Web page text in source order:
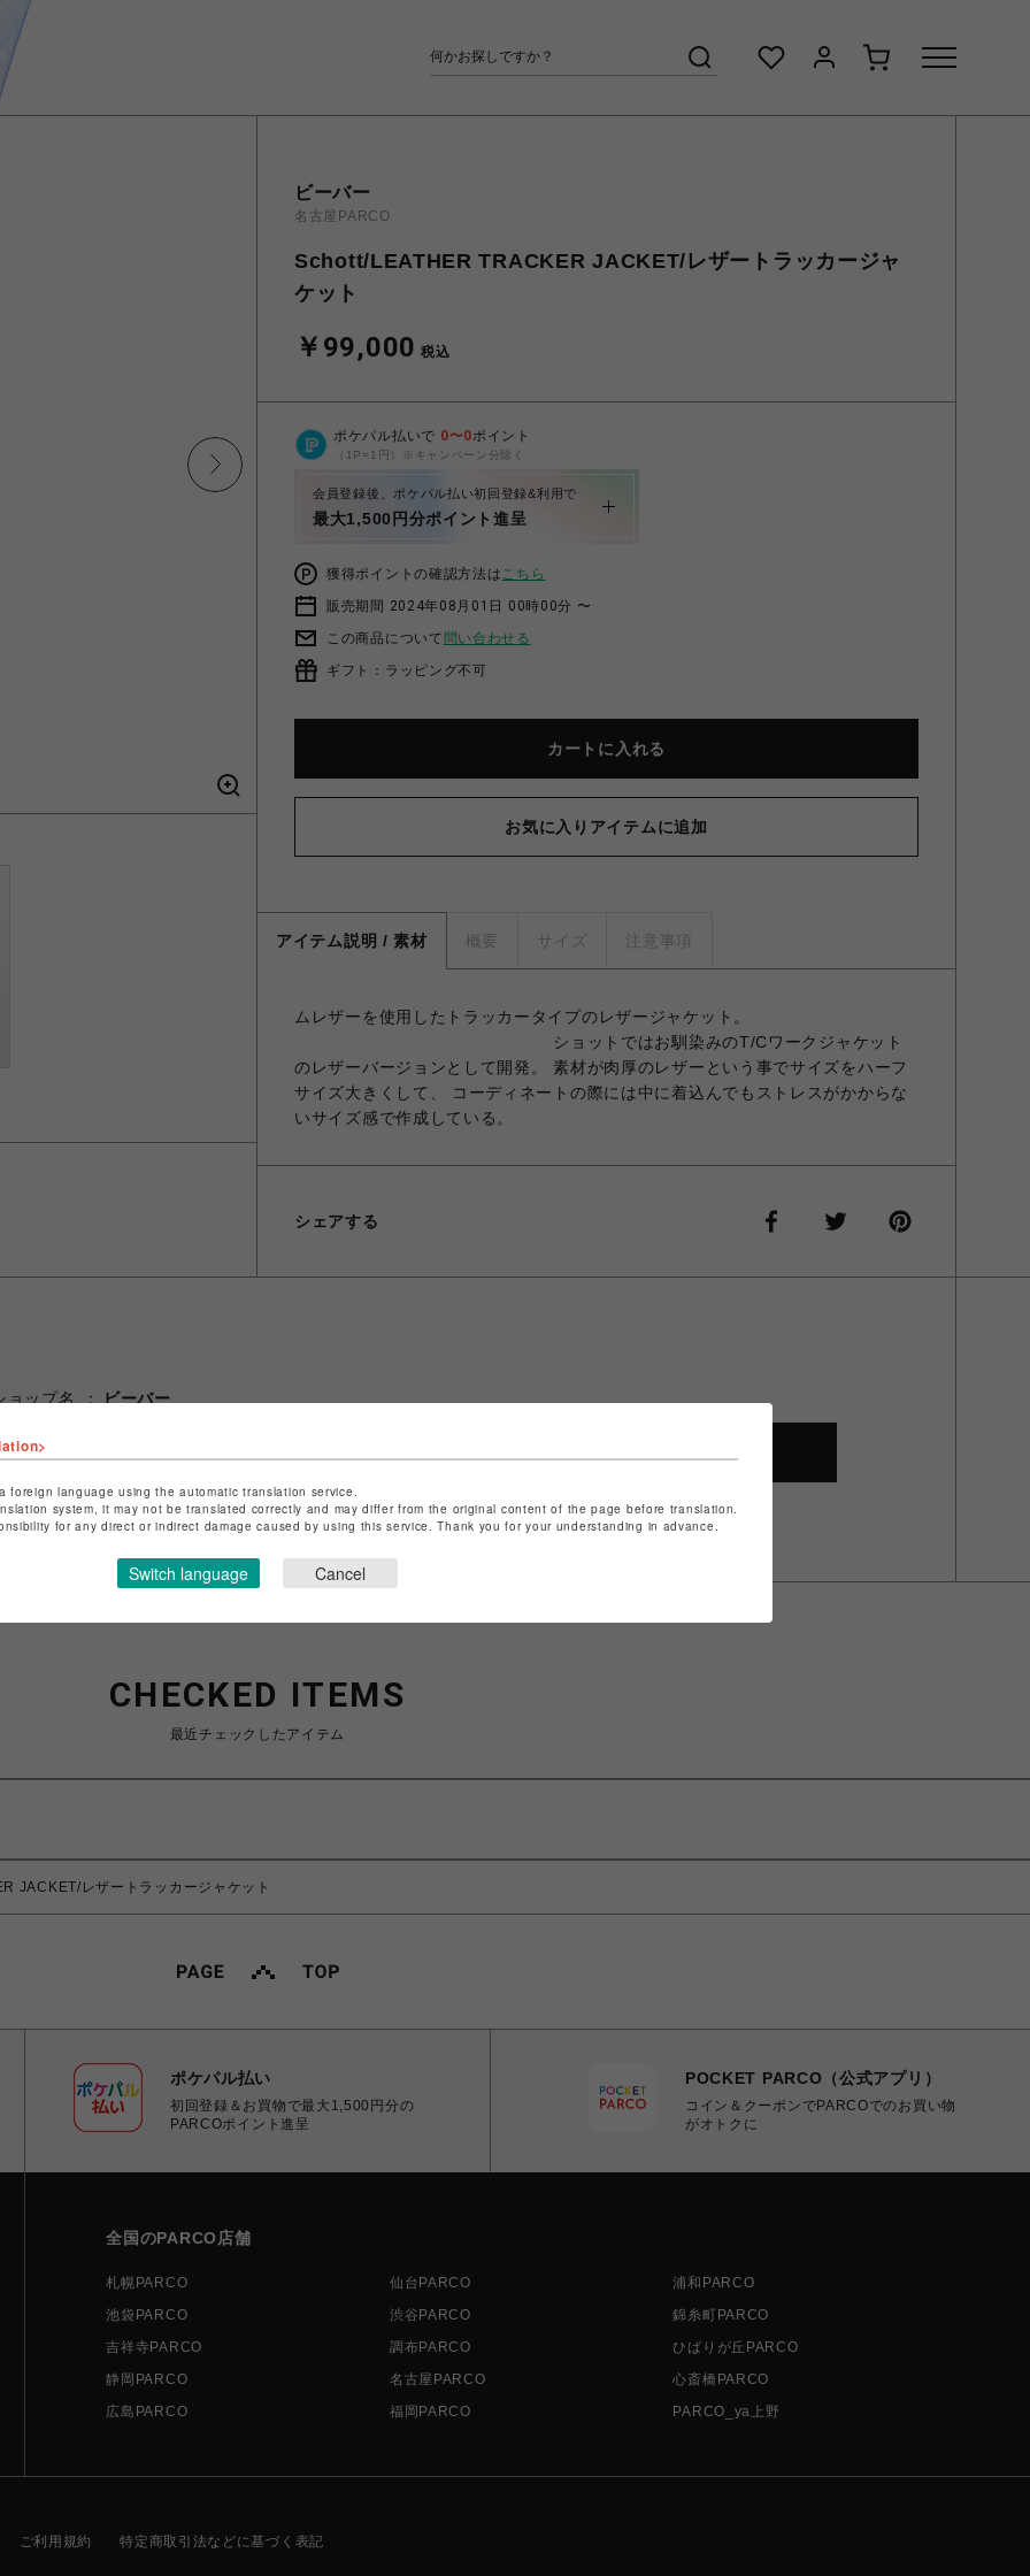
ビーバー
名古屋PARCO
Schott/LEATHER TRACKER JACKET/レザートラッカージャ
ケット
￥99,000 税込
ポケパル払いで 0〜0ポイント
（1P=1円）※キャンペーン分除く
会員登録後、ポケパル払い初回登録&利用で
最大1,500円分ポイント進呈
獲得ポイントの確認方法はこちら
販売期間 2024年08月01日 00時00分 〜
この商品について 問い合わせる
ギフト：ラッピング不可
カートに入れる
お気に入りアイテムに追加
アイテム説明 / 素材 概要 サイズ 注意事項
ムレザーを使用したトラッカータイプのレザージャケット。
ショットではお馴染みのT/Cワークジャケット
のレザーバージョンとして開発。 素材が肉厚のレザーという事でサイズをハーフ
サイズ大きくして、 コーディネートの際には中に着込んでもストレスがかからな
いサイズ感で作成している。
シェアする
ョップ名
ビーバー
ョップお問い合わせはこちら
CHECKED ITEMS
最近チェックしたアイテム
JACKET/レザートラッカージャケット
ポケパル払い
初回登録＆お買物で最大1,500円分の
PARCOポイント進呈
POCKET PARCO（公式アプリ）
コイン＆クーポンでPARCOでのお買い物
がオトクに
全国のPARCO店舗
札幌PARCO 仙台PARCO
浦和PARCO
池袋PARCO
渋谷PARCO
錦糸町PARCO
吉祥寺PARCO
調布PARCO
ひばりが丘PARCO
静岡PARCO
名古屋PARCO
心斎橋PARCO
広島PARCO
福岡PARCO PARCO_ya上野
ご利用規約 特定商取引法などに基づく表記
foreign language using the automatic translation service.
system, it may not be translated correctly and may differ from the original content of the page before translation.
for any direct or indirect damage caused by using this service. Thank you for your understanding in advance.
Switch language Cancel